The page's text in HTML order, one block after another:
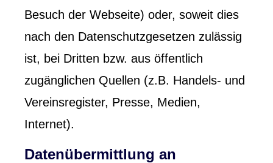
Besuch der Webseite) oder, soweit dies
nach den Datenschutzgesetzen zulässig
ist, bei Dritten bzw. aus öffentlich
zugänglichen Quellen (z.B. Handels- und
Vereinsregister, Presse, Medien,
Internet).
Datenübermittlung an